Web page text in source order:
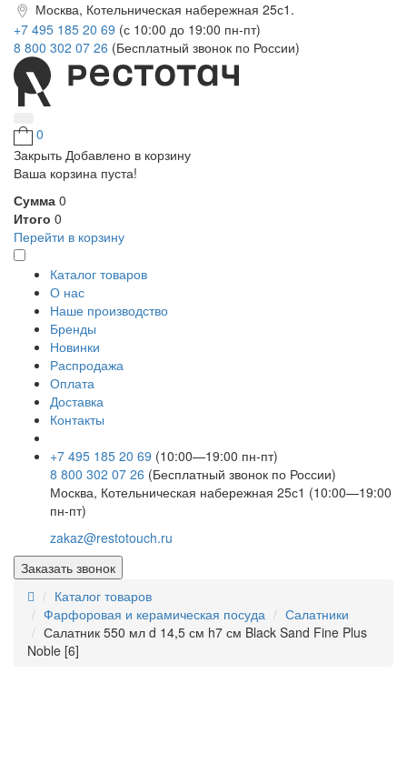
Москва, Котельническая набережная 25с1.
+7 495 185 20 69 (с 10:00 до 19:00 пн-пт)
8 800 302 07 26 (Бесплатный звонок по России)
0
Закрыть Добавлено в корзину
Ваша корзина пуста!
Сумма 0
Итого 0
Перейти в корзину
Каталог товаров
О нас
Наше производство
Бренды
Новинки
Распродажа
Оплата
Доставка
Контакты
+7 495 185 20 69 (10:00—19:00 пн-пт)
8 800 302 07 26 (Бесплатный звонок по России)
Москва, Котельническая набережная 25с1 (10:00—19:00
пн-пт)
zakaz@restotouch.ru
Заказать звонок
Каталог товаров
Фарфоровая и керамическая посуда
Салатники
Салатник 550 мл d 14,5 см h7 см Black Sand Fine Plus
Noble [6]